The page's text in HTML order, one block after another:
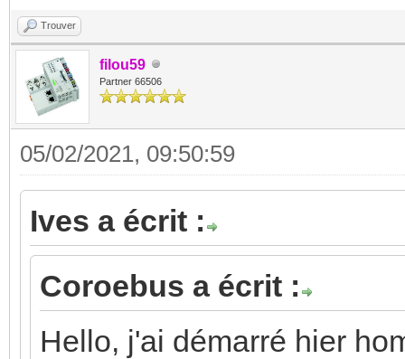
Trouver
filou59
Partner 66506
05/02/2021, 09:50:59
Ives a écrit :
Coroebus a écrit :
Hello, j'ai démarré hier